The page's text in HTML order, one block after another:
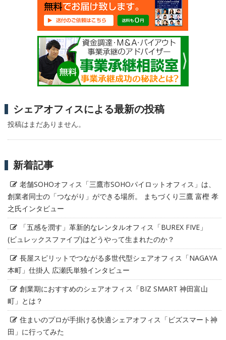
シェアオフィスによる最新の投稿
投稿はまだありません。
新着記事
老舗SOHOオフィス「三鷹市SOHOパイロットオフィス」は、
創業者同士の「つながり」ができる場所。 まちづくり三鷹 富樫 孝
之氏インタビュー
「五感を潤す」革新的なレンタルオフィス「BUREX FIVE」
(ビュレックスファイブ)はどうやって生まれたのか？
長屋スピリットでつながる多世代型シェアオフィス「NAGAYA
本町」仕掛人 広瀬氏単独インタビュー
創業期におすすめのシェアオフィス「BIZ SMART 神田富山
町」とは？
住まいのプロが手掛ける快適シェアオフィス「ビズスマート神
田」に行ってみた